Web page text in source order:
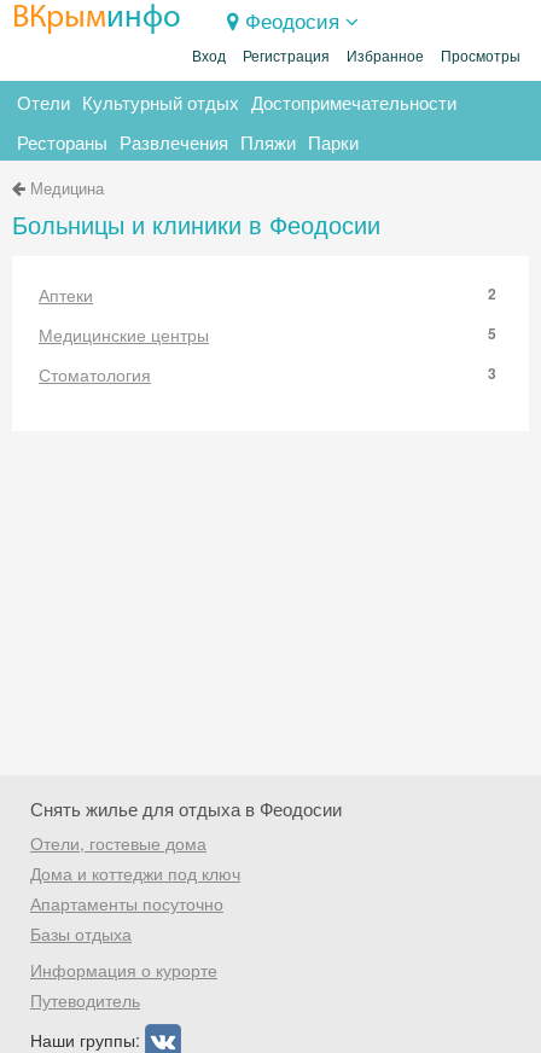
ВКрыминфо Феодосия
Вход Регистрация Избранное Просмотры
Отели Культурный отдых Достопримечательности
Рестораны Развлечения Пляжи Парки
Медицина
Больницы и клиники в Феодосии
Аптеки 2
Медицинские центры 5
Стоматология 3
Снять жилье для отдыха в Феодосии
Отели, гостевые дома
Дома и коттеджи под ключ
Апартаменты посуточно
Базы отдыха
Информация о курорте
Путеводитель
Наши группы:
Скидка −5%
Хочешь дешевле? Оставь почту и получи
промокод на первое бронирование!